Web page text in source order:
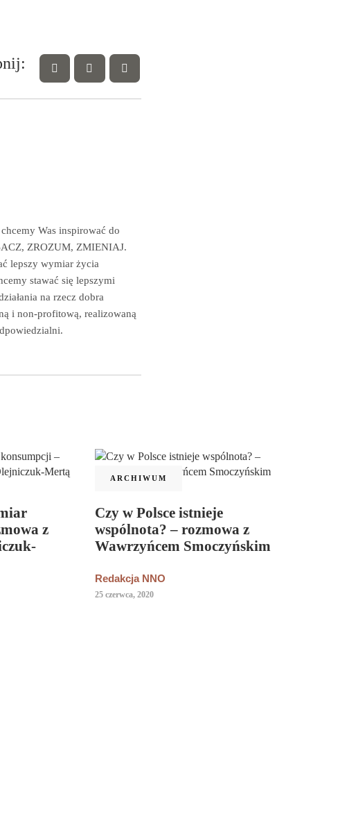
Was inspirować do
ZROZUM, ZMIENIAJ.
lepszy wymiar życia
stawać się lepszymi
na rzecz dobra
i non-profitową, realizowaną
z
ARCHIWUM
Czy w Polsce istnieje
wspólnota? – rozmowa z
Wawrzyńcem Smoczyńskim
Redakcja NNO
25 czerwca, 2020